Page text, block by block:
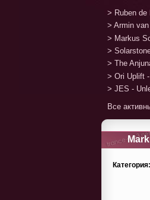
> Ruben de
> Armin
> Markus
>
> The
> Ori Uplift
> JES -
Все
Категория: